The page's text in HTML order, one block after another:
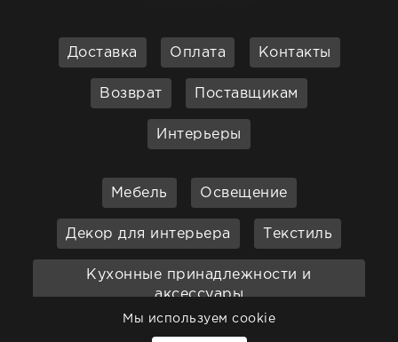
Доставка Оплата Контакты
Возврат Поставщикам
Интерьеры
Мебель Освещение
Декор для интерьера Текстиль
Кухонные принадлежности и
аксессуары
Ванная Садовая мебель
Мы используем cookie